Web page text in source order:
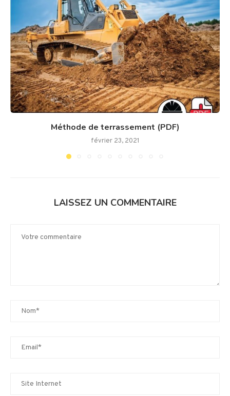
Méthode de terrassement (PDF)
février 23, 2021
LAISSEZ UN COMMENTAIRE